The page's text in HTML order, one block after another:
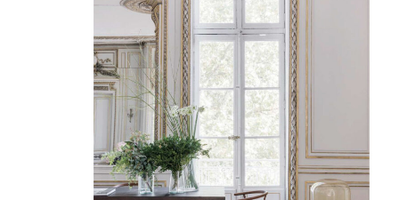
© 2024 Basaglia Rota Nodari